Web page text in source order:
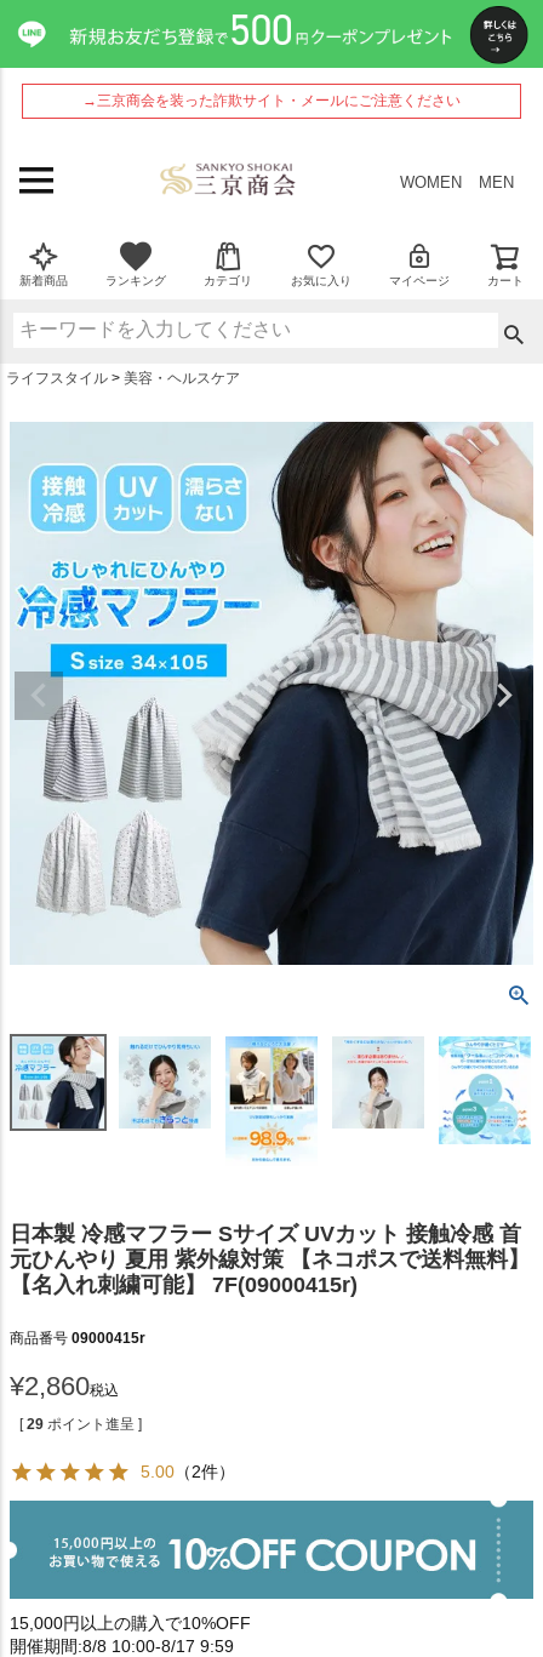
→三京商会を装った詐欺サイト・メールにご注意ください
WOMEN MEN
新着商品 ランキング カテゴリ お気に入り マイページ カート
ライフスタイル 美容・ヘルスケア
日本製 冷感マフラー Sサイズ UVカット 接触冷感 首
元ひんやり 夏用 紫外線対策 【ネコポスで送料無料】
【名入れ刺繍可能】 7F(09000415r)
商品番号 09000415r
¥2,860税込
[ 29 ポイント進呈 ]
5.00 （2件）
15,000円以上の購入で10%OFF
開催期間:8/8 10:00-8/17 9:59
ペー
ジト
ップ
へ